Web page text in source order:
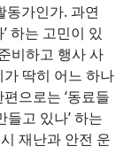
동가인가. 과연
하는 고민이 있
비하고 행사 사
딱히 어느 하나
으로는 ‘동료들
고 있나’ 하는
재난과 안전 운